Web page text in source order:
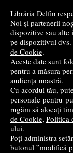
Librăria Delfin
Noi și partenerii
dispozitive sau alte
pe dispozitivul
de Cookie.
Aceste date sunt
pentru a măsura
audiența noastră.
Cu acordul tău,
personale pentru
rugăm să alocați
de Cookie, Politica
ului.
Poți administra
butonul ”modifică
Limba si
-